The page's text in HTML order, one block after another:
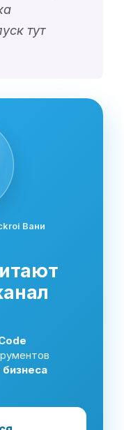
тут
Вани